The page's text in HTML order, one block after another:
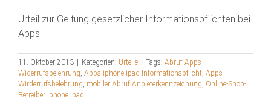
Urteil zur Geltung gesetzlicher Informationspflichten bei
Apps
11. Oktober 2013 Kategorien: Urteile Tags: Abruf Apps
Widerrufsbelehrung, Apps iphone ipad Informationspflicht, Apps
Wirderrufsbelehrung, mobiler Abruf Anbieterkennzeichung, Online-Shop-
Betreiber iphone ipad